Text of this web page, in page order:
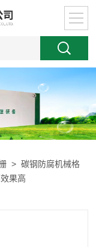
>碳钢防腐机械格
果高